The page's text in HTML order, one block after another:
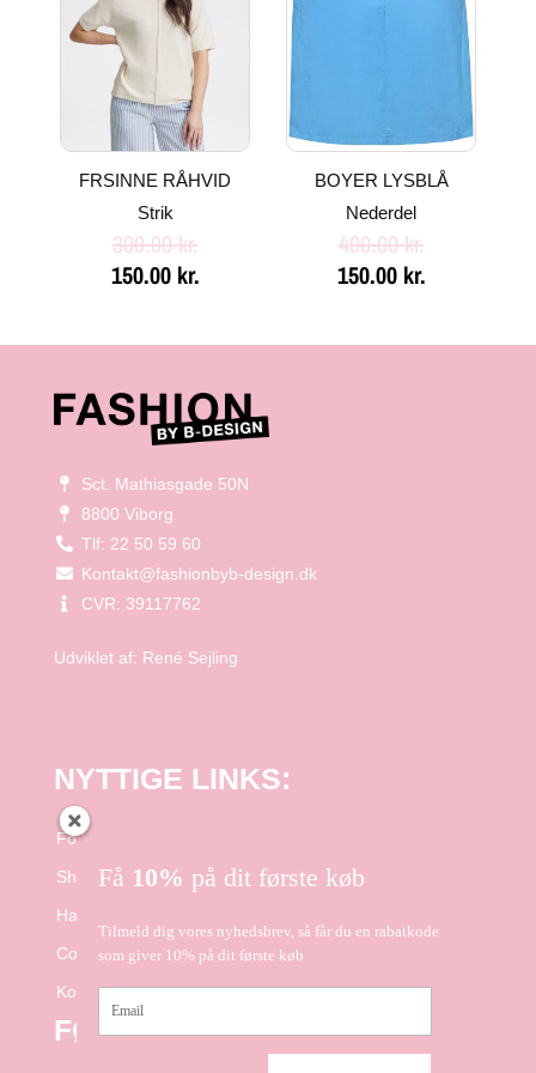
FRSINNE RÅHVID
Strik
300.00kr.
300.00 kr..
150.00 kr.
150.00 kr..
BOYER LYSBLÅ
Nederdel
400.00kr.
150.00 kr.
150.00 kr..
Sct. Mathiasgade 50N
8800 Viborg
Tlf: 22 50 59 60
Kontakt@fashionbyb-design.dk
CVR: 39117762
Udviklet af: René Sejling
NYTTIGE LINKS:
Forside
Shop
Handelsbetingelser
Cookie- og Privatlivspolitik
Kontakt
FØLG OS PÅ FACEBOOK
Få 10% på dit første køb
Tilmeld dig vores nyhedsbrev, så får du en rabatkode
som giver 10% på dit første køb
Email